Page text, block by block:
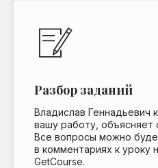
Разбор заданий
Владислав Геннадьевич
вашу работу, объясняет
Все вопросы можно
в комментариях к уроку
GetCourse.